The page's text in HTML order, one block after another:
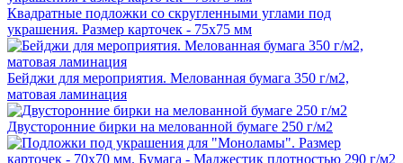
Квадратные подложки со скругленными углами под
украшения. Размер карточек - 75х75 мм
Бейджи для мероприятия. Мелованная бумага 350 г/м2,
матовая ламинация
Двусторонние бирки на мелованной бумаге 250 г/м2